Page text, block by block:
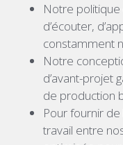
Notre
d’écouter,
constamment
Notre
d’avant-projet
de production
Pour fournir
travail entre